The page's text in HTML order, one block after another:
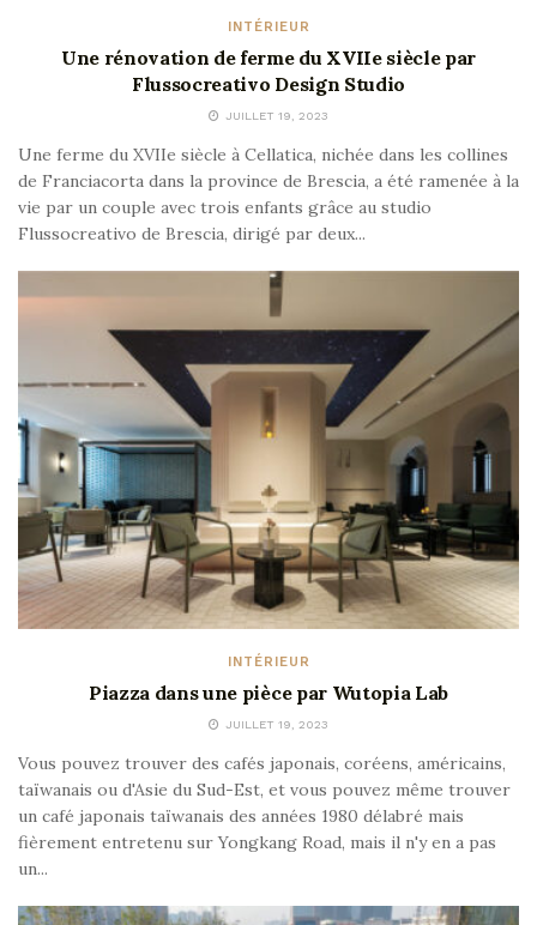
INTÉRIEUR
Une rénovation de ferme du XVIIe siècle par
Flussocreativo Design Studio
JUILLET 19, 2023
Une ferme du XVIIe siècle à Cellatica, nichée dans les collines
de Franciacorta dans la province de Brescia, a été ramenée à la
vie par un couple avec trois enfants grâce au studio
Flussocreativo de Brescia, dirigé par deux...
INTÉRIEUR
Piazza dans une pièce par Wutopia Lab
JUILLET 19, 2023
Vous pouvez trouver des cafés japonais, coréens, américains,
taïwanais ou d'Asie du Sud-Est, et vous pouvez même trouver
un café japonais taïwanais des années 1980 délabré mais
fièrement entretenu sur Yongkang Road, mais il n'y en a pas
un...